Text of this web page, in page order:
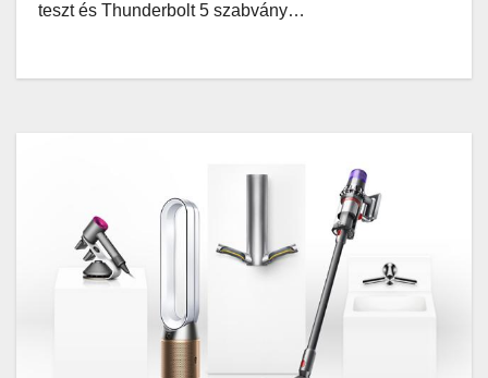
teszt és Thunderbolt 5 szabvány…